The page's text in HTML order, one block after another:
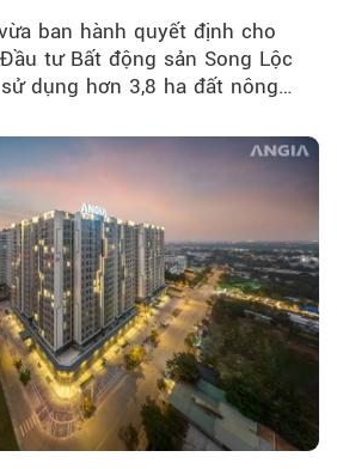
ban hành quyết định cho
tư Bất động sản Song Lộc
dụng hơn 3,8 ha đất nông